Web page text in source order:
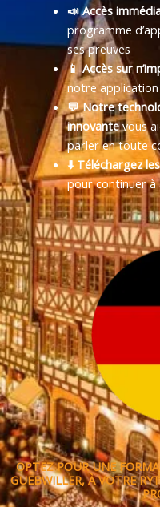
📣 Accès
programme
ses preuves
📱 Accès sur
notre
💬 Notre
innovantevous
parler en toute
⬇️ Téléchargez
pour continuer
OPTEZ POUR UNE
GUEBWILLER, À VOTRE